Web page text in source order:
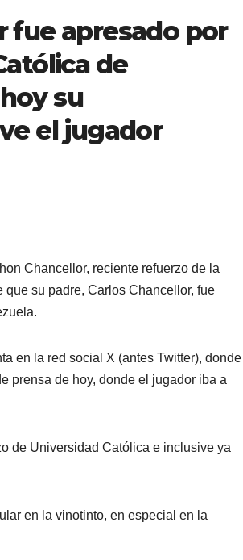
fue apresado por
de
su
el jugador
Chancellor, reciente refuerzo de la
su padre, Carlos Chancellor, fue
en la red social X (antes Twitter), donde
prensa de hoy, donde el jugador iba a
de Universidad Católica e inclusive ya
en la vinotinto, en especial en la